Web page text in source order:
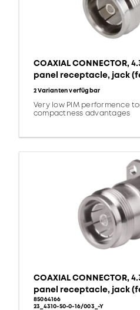
COAXIAL CONNECTOR,
panel receptacle, jack
2 Varianten verfügbar
Very low PIM performence
compactness advantages
COAXIAL CONNECTOR,
panel receptacle, jack
85064166
23_4310-50-0-16/003_-Y